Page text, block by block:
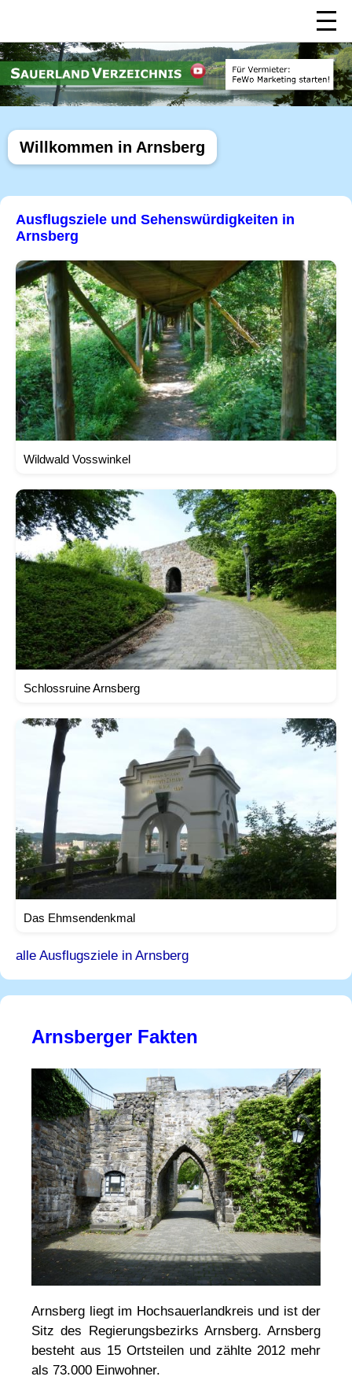
Willkommen in Arnsberg
Ausflugsziele und Sehenswürdigkeiten in
Arnsberg
Wildwald Vosswinkel
Schlossruine Arnsberg
Das Ehmsendenkmal
alle Ausflugsziele in Arnsberg
Arnsberger Fakten
Arnsberg liegt im Hochsauerlandkreis und ist der
Sitz des Regierungsbezirks Arnsberg. Arnsberg
besteht aus 15 Ortsteilen und zählte 2012 mehr
als 73.000 Einwohner.